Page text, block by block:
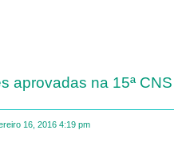
aprovadas na 15ª CNS
16, 2016 4:19 pm